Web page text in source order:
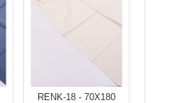
RENK-18 - 70X180